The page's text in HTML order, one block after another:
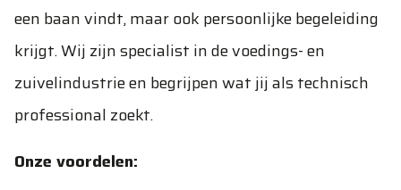
een baan vindt, maar ook persoonlijke begeleiding
krijgt. Wij zijn specialist in de voedings- en
zuivelindustrie en begrijpen wat jij als technisch
professional zoekt.
Onze voordelen: